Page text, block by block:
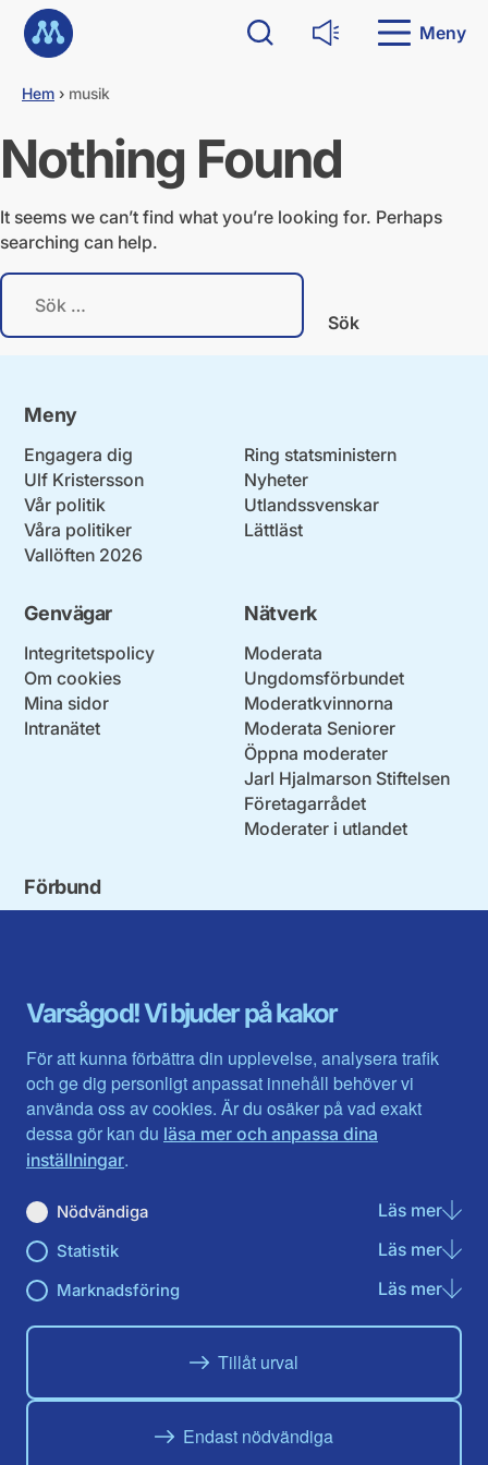
Varsågod! Vi bjuder på kakor
För att kunna förbättra din upplevelse, analysera trafik
och ge dig personligt anpassat innehåll behöver vi
använda oss av cookies. Är du osäker på vad exakt
dessa gör kan du läsa mer och anpassa dina
inställningar.
Nödvändiga Läs merom
Statistik Läs merom
Marknadsföring Läs merom
Tillåt urval
Endast nödvändiga
k
t
i
l
l
i
e
Sök
Läs upp Meny
Hem › musik
Nothing Found
It seems we can’t find what you’re looking for. Perhaps
searching can help.
S
k
Meny
Engagera dig
Ulf Kristersson
Vår politik
Våra politiker
Vallöften 2026
Ring statsministern
Nyheter
Utlandssvenskar
Lättläst
Genvägar
Integritetspolicy
Om cookies
Mina sidor
Intranätet
Nätverk
Moderata
Ungdomsförbundet
Moderatkvinnorna
Moderata Seniorer
Öppna moderater
Jarl Hjalmarson Stiftelsen
Företagarrådet
Moderater i utlandet
Förbund
Gävleborg
Halland
Jämtlands län
Jönköpings län
Kalmar län
Kronobergs län
Norrbotten
Skåne län
Värmlands län
Västerbotten
Västra Götaland
Västernorrland
Västmanland
Örebro län
Östergötland
Du hittar oss här på sociala medier
Facebook
Instagram